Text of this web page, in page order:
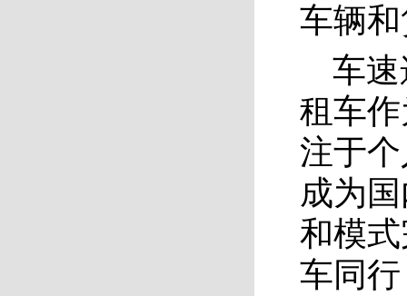
车辆
车
租车
注于
成为
和模
车同